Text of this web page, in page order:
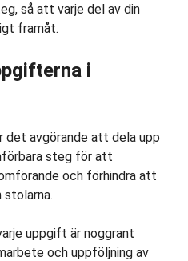
så att varje del av din
framåt.
i
det avgörande att dela upp
steg för att
och förhindra att
uppgift är noggrant
och uppföljning av